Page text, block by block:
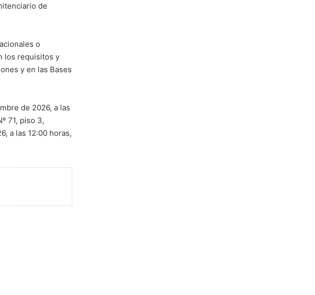
de
o
los requisitos y
y en las Bases
de 2026, a las
71, piso 3,
a las 12:00 horas,